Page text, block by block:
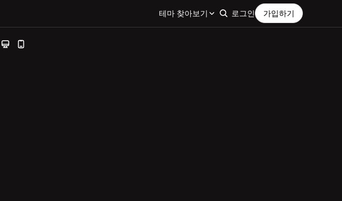
테마 찾아보기 로그인 가입하기